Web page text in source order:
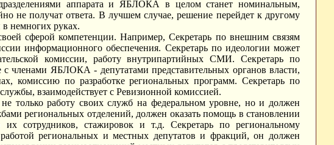
аппарата и ЯБЛОКА в целом станет номинальным,
не получат ответа. В лучшем случае, решение перейдет к другому
немногих руках.
сферой компетенции. Например, Секретарь по внешним связям
информационного обеспечения. Секретарь по идеологии может
комиссии, работу внутрипартийных СМИ. Секретарь по
с членами ЯБЛОКА - депутатами представительных органов власти,
комиссию по разработке региональных программ. Секретарь по
взаимодействует с Ревизионной комиссией.
только работу своих служб на федеральном уровне, но и должен
региональных отделений, должен оказать помощь в становлении
сотрудников, стажировок и т.д. Секретарь по региональному
региональных и местных депутатов и фракций, он должен